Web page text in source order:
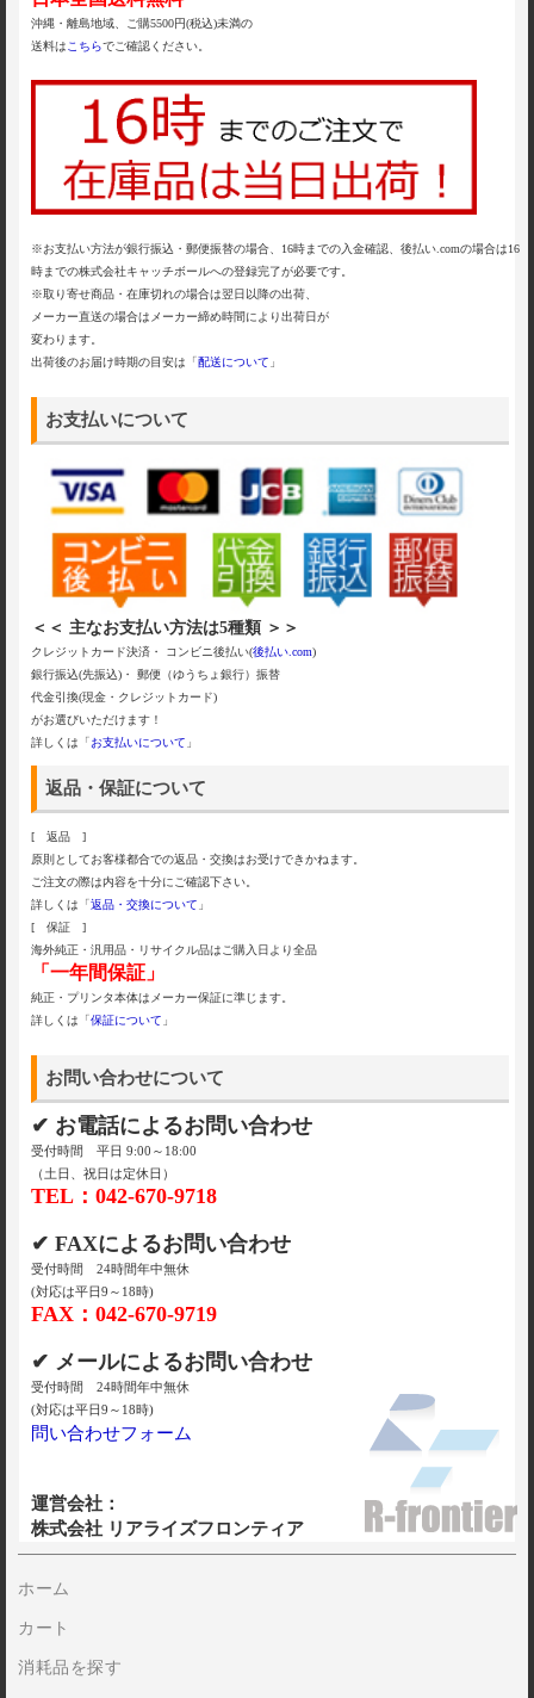
沖縄・離島地域、ご購5500円(税込)未満の
送料はこちらでご確認ください。
※お支払い方法が銀行振込・郵便振替の場合、16時までの入金確認、後払い.comの場合は16
時までの株式会社キャッチボールへの登録完了が必要です。
※取り寄せ商品・在庫切れの場合は翌日以降の出荷、
メーカー直送の場合はメーカー締め時間により出荷日が
変わります。
出荷後のお届け時期の目安は「配送について 」
お支払いについて
＜＜ 主なお支払い方法は5種類 ＞＞
クレジットカード決済・ コンビニ後払い(後払い.com)
銀行振込(先振込)・ 郵便（ゆうちょ銀行）振替
代金引換(現金・クレジットカード)
がお選びいただけます！
詳しくは「 お支払いについて 」
返品・保証について
[ 返品 ]
原則としてお客様都合での返品・交換はお受けできかねます。
ご注文の際は内容を十分にご確認下さい。
詳しくは「 返品・交換について 」
[ 保証 ]
海外純正・汎用品・リサイクル品はご購入日より全品
「一年間保証」
純正・プリンタ本体はメーカー保証に準じます。
詳しくは「 保証について 」
お問い合わせについて
✔ お電話によるお問い合わせ
受付時間 平日 9:00～18:00
（土日、祝日は定休日）
TEL：042-670-9718
✔ FAXによるお問い合わせ
受付時間 24時間年中無休
(対応は平日9～18時)
FAX：042-670-9719
✔ メールによるお問い合わせ
受付時間 24時間年中無休
(対応は平日9～18時)
問い合わせフォーム
運営会社：
株式会社 リアライズフロンティア
ホーム
カート
消耗品を探す